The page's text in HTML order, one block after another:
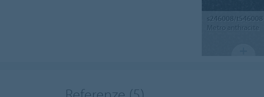
s246008/t546008
Metro anthracite